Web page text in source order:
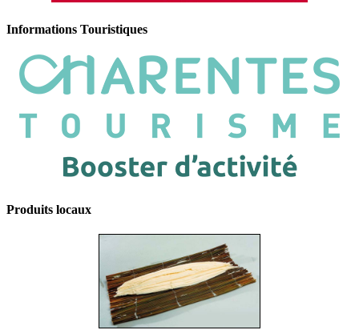
Informations Touristiques
Produits locaux